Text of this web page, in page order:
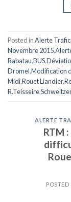
Posted inAlerte Trafic,
Novembre 2015,
Rabatau,BUS,
Dromel,Modification
Midi,Rouet Liandier,
R.Teisseire,Schweitzer
ALERTE
RTM
POSTED